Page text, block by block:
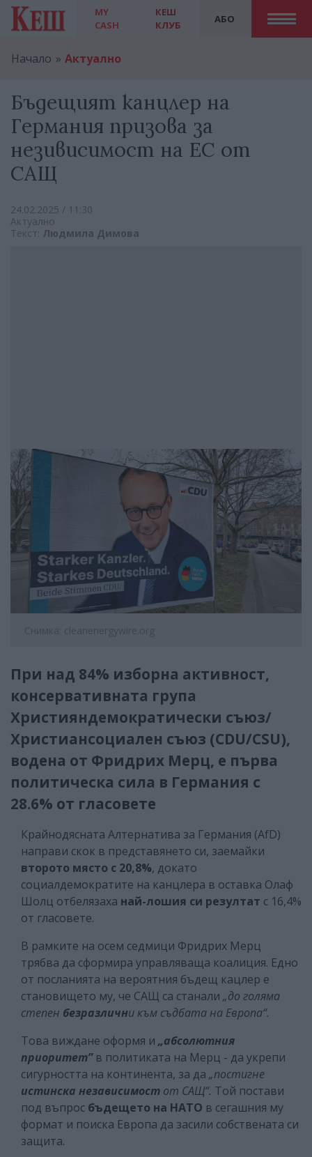
MY
CASH
АБО
КЕШ
КЛУБ
Начало Актуално
Бъдещият канцлер на
Германия призова за
незивисимост на ЕС от
САЩ
24.02.2025 / 11:30
Актуално
Текст: Людмила Димова
Снимка: cleanenergywire.org
При над 84% изборна активност,
консервативната група
Християндемократически съюз/
Христиансоциален съюз (CDU/CSU),
водена от Фридрих Мерц, е първа
политическа сила в Германия с
28.6% от гласовете
Крайнодясната Алтернатива за Германия (AfD)
направи скок в представянето си, заемайки
второто място с 20,8%, докато
социалдемократите на канцлера в оставка Олаф
Шолц отбелязаха най-лошия си резултат с 16,4%
от гласовете.
В рамките на осем седмици Фридрих Мерц
трябва да сформира управляваща коалиция. Едно
от посланията на вероятния бъдещ кацлер е
становището му, че САЩ са станали „до голяма
степен безразлични към съдбата на Европа“.
Това виждане оформя и „абсолютния
приоритет”в политиката на Мерц - да укрепи
сигурността на континента, за да „постигне
истинска независимост от САЩ“. Той постави
под въпрос бъдещето на НАТО в сегашния му
формат и поиска Европа да засили собствената си
защита.